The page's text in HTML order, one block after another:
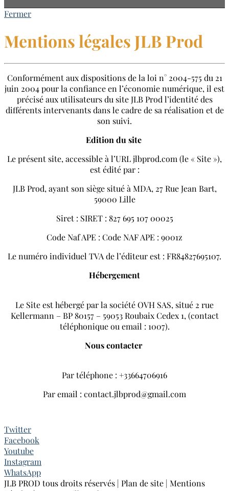
Fermer
Mentions légales JLB Prod
Conformément aux dispositions de la loi n° 2004-575 du 21
juin 2004 pour la confiance en l’économie numérique, il est
précisé aux utilisateurs du site JLB Prod l’identité des
différents intervenants dans le cadre de sa réalisation et de
son suivi.
Edition du site
Le présent site, accessible à l’URL jlbprod.com (le « Site »),
est édité par :
JLB Prod, ayant son siège situé à MDA, 27 Rue Jean Bart,
59000 Lille
Siret : SIRET : 827 695 107 00025
Code Naf APE : Code NAF APE : 9001z
Le numéro individuel TVA de l’éditeur est : FR84827695107.
Hébergement
Le Site est hébergé par la société OVH SAS, situé 2 rue
Kellermann – BP 80157 – 59053 Roubaix Cedex 1, (contact
téléphonique ou email : 1007).
Nous contacter
Par téléphone : +33664706916
Par email : contact.jlbprod@gmail.com
Twitter
Facebook
Youtube
Instagram
WhatsApp
JLB PROD tous droits réservés | Plan de site | Mentions